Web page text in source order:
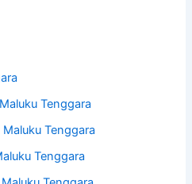
Tenggara
Tenggara
Tenggara